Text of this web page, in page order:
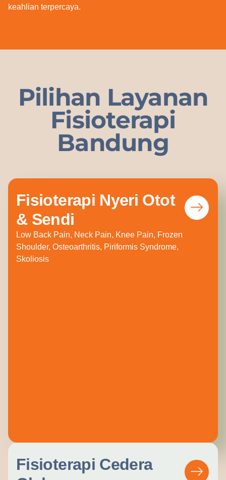
keahlian terpercaya.
Pilihan Layanan
Fisioterapi
Bandung
Fisioterapi Nyeri Otot
& Sendi
Low Back Pain, Neck Pain, Knee Pain, Frozen
Shoulder, Osteoarthritis, Piriformis Syndrome,
Skoliosis
Fisioterapi Cedera